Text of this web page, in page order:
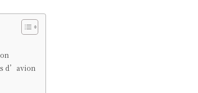
d’avion